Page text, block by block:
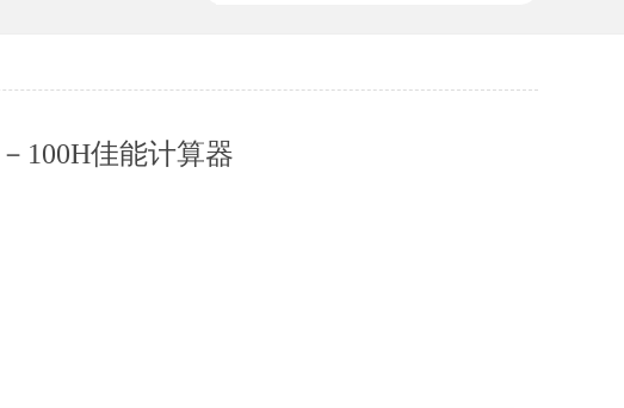
100H佳能计算器